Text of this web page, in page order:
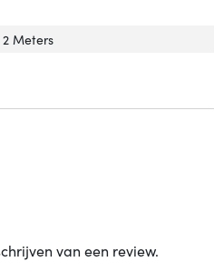
over 'Snoerlengte'
uitleg over 'Snoerlengte'
2 Meters
van een review.